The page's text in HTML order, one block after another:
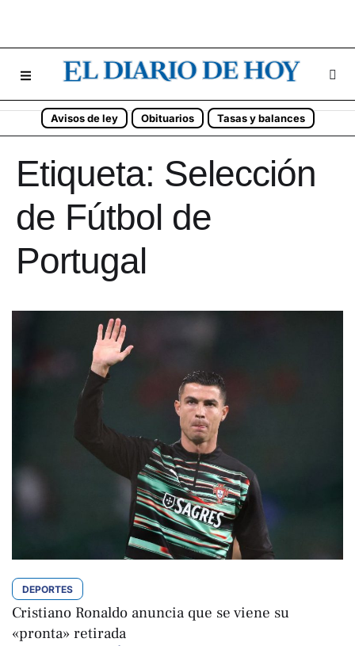
Avisos de ley Obituarios Tasas y balances
Etiqueta: Selección
de Fútbol de
Portugal
DEPORTES
Cristiano Ronaldo anuncia que se viene su
«pronta» retirada